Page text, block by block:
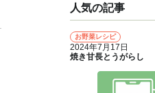
人気の記事
1
お野菜レシピ
2024年7月17日
焼き甘長とうがらし